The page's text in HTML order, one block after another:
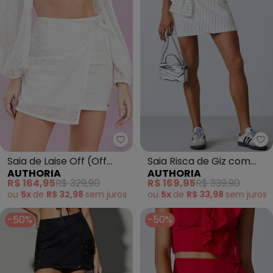
Authoria - Saia de Laise Off
Saia de Laise Off (Off
White)
AUTHORIA
R$ 164,95R$ 329,90
ou 5x de R$ 32,98 sem juros
Saia Risca de Giz com
Maxi Laço (Preto)
AUTHORIA
R$ 169,95R$ 339,90
ou 5x de R$ 33,98 sem juros
-50% -50%